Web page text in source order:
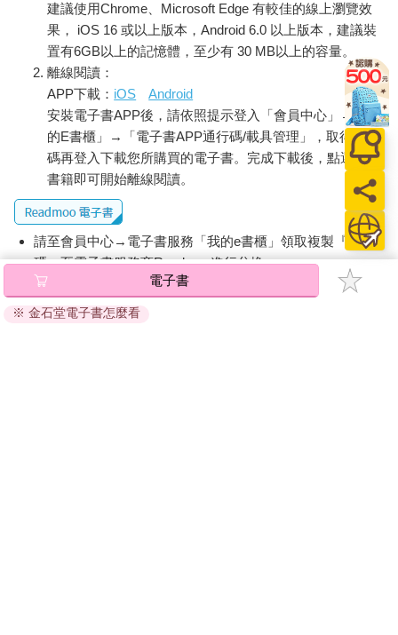
六歲時，他每天去小學上短短幾個小時，接著母親開車送他
去初中上課。到了八歲，他半個上午在小學上課，然後去高中待
到下午三點。接著又趕到橙郡藝術學校（Orange County School
of the Arts）上課到下午五點。其餘時間，母親還會替他安排私人
鋼琴課、芭蕾課、繪畫課──看他當時想學什麼。
九歲時，他已經完成高中所有的數理課程，不再去上學。他
也曾嘗試修一門英語文學的課，但完全不及格，於是沒再繼續。
也因此，善祥至今沒有高中文憑。接著母親一方面安排他到加州
州立大學（California State University）繼續進修自然科學方面的
課程，一方面也開始尋找更適合他的大學。
默寫出莫扎特降E大調第一號交響曲
讓情況變得更複雜的是，善祥的興趣不僅止於自然科學，對
音樂也越來越有興趣。五歲時，他在自己那套百科全書裡看到幾
建議使用Chrome、Microsoft Edge 有較佳的線上瀏覽效
果， iOS 16 或以上版本，Android 6.0 以上版本，建議裝
置有6GB以上的記憶體，至少有 30 MB以上的容量。
離線閱讀：
APP下載： iOS
Android
安裝電子書APP後，請依照提示登入「會員中心」→「我
的E書櫃」→「電子書APP通行碼/載具管理」，取得通行
碼再登入下載您所購買的電子書。完成下載後，點選任一
書籍即可開始離線閱讀。
請至會員中心→電子書服務「我的e書櫃」領取複製『兌換
碼』至電子書服務商Readmoo進行兌換。
退換貨須知：
因版權保護，您在金石堂所購買的電子書僅能以金石堂專屬
電子書
※ 金石堂電子書怎麼看